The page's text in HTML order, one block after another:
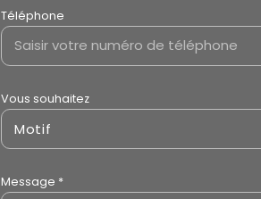
Téléphone
Vous souhaitez
Motif
Message *